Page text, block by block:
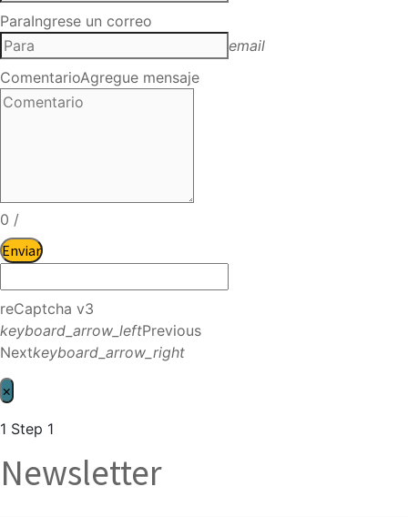
ParaIngrese un correo
email
ComentarioAgregue mensaje
0 /
Enviar
reCaptcha v3
keyboard_arrow_leftPrevious
Nextkeyboard_arrow_right
×
1 Step 1
Newsletter